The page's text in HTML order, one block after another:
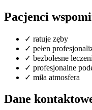
Pacjenci
✓ ratuje zęby
✓ pełen
✓ bezbolesne
✓ profesjonalne
✓ miła atmosfera
Dane